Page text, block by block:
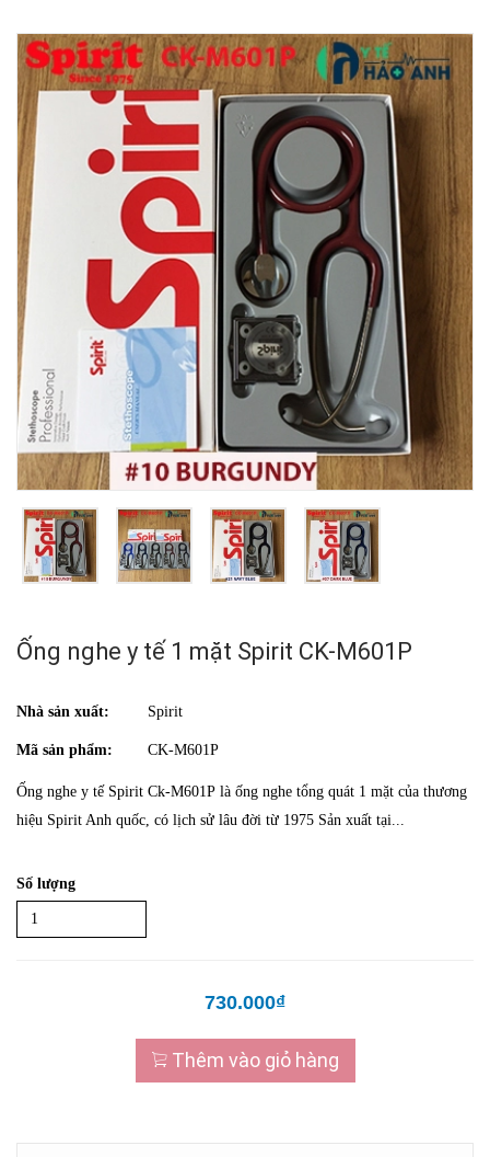
Ống nghe y tế 1 mặt Spirit CK-M601P
Nhà sản xuất: Spirit
Mã sản phẩm: CK-M601P
Ống nghe y tế Spirit Ck-M601P là ống nghe tổng quát 1 mặt của thương
hiệu Spirit Anh quốc, có lịch sử lâu đời từ 1975 Sản xuất tại...
Số lượng
730.000₫
Thêm vào giỏ hàng